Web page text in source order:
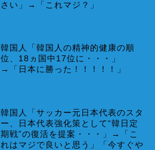
さい」→「これマジ？」
韓国人「韓国人の精神的健康の順
位、18ヵ国中17位に・・・」
→「日本に勝った！！！！！」
韓国人「サッカー元日本代表のスタ
ー、日本代表強化策として“韓日定
期戦”の復活を提案・・・」→「こ
れはマジで良いと思う」「今すぐや